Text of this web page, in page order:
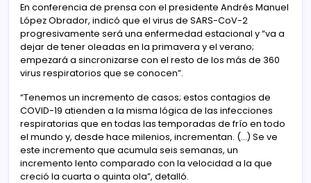
En conferencia de prensa con el presidente Andrés Manuel
López Obrador, indicó que el virus de SARS-CoV-2
progresivamente será una enfermedad estacional y “va a
dejar de tener oleadas en la primavera y el verano;
empezará a sincronizarse con el resto de los más de 360
virus respiratorios que se conocen”.
“Tenemos un incremento de casos; estos contagios de
COVID-19 atienden a la misma lógica de las infecciones
respiratorias que en todas las temporadas de frío en todo
el mundo y, desde hace milenios, incrementan. (…) Se ve
este incremento que acumula seis semanas, un
incremento lento comparado con la velocidad a la que
creció la cuarta o quinta ola”, detalló.